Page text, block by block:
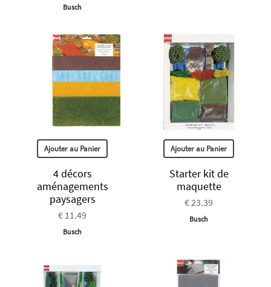
Busch
Ajouter au Panier
4 décors
aménagements
paysagers
€ 11.49
Busch
Ajouter au Panier
Starter kit de
maquette
€ 23.39
Busch